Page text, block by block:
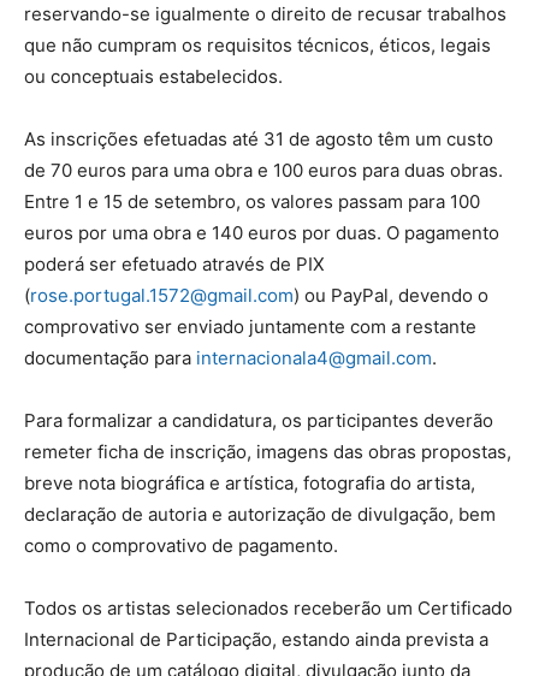
reservando-se igualmente o direito de recusar trabalhos
que não cumpram os requisitos técnicos, éticos, legais
ou conceptuais estabelecidos.
As inscrições efetuadas até 31 de agosto têm um custo
de 70 euros para uma obra e 100 euros para duas obras.
Entre 1 e 15 de setembro, os valores passam para 100
euros por uma obra e 140 euros por duas. O pagamento
poderá ser efetuado através de PIX
(rose.portugal.1572@gmail.com) ou PayPal, devendo o
comprovativo ser enviado juntamente com a restante
documentação para internacionala4@gmail.com.
Para formalizar a candidatura, os participantes deverão
remeter ficha de inscrição, imagens das obras propostas,
breve nota biográfica e artística, fotografia do artista,
declaração de autoria e autorização de divulgação, bem
como o comprovativo de pagamento.
Todos os artistas selecionados receberão um Certificado
Internacional de Participação, estando ainda prevista a
produção de um catálogo digital, divulgação junto da